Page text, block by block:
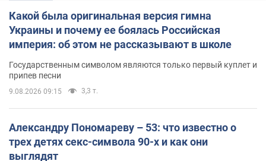
Какой была оригинальная версия гимна
Украины и почему ее боялась Российская
империя: об этом не рассказывают в школе
Государственным символом являются только первый куплет и
припев песни
9.08.2026 09:15 3,3 т.
Александру Пономареву – 53: что известно о
трех детях секс-символа 90-х и как они
выглядят